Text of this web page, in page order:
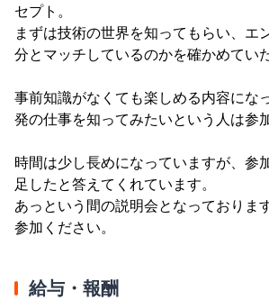
セプト。
まずは技術の世界を知ってもらい、エ
分とマッチしているのかを確かめてい
事前知識がなくても楽しめる内容にな
発の仕事を知ってみたいという人は参
時間は少し長めになっていますが、参
足したと答えてくれています。
あっという間の説明会となっておりま
参加ください。
給与・報酬